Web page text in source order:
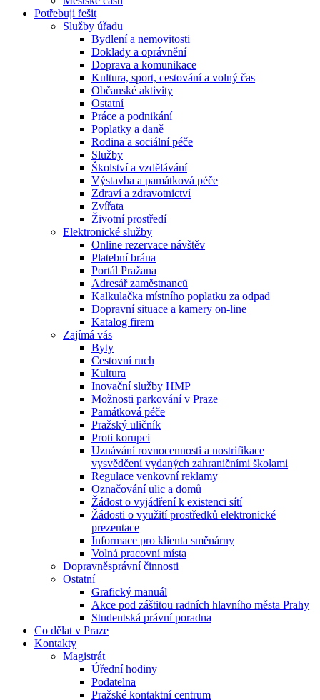
Potřebuji řešit
Služby úřadu
Bydlení a nemovitosti
Doklady a oprávnění
Doprava a komunikace
Kultura, sport, cestování a volný čas
Občanské aktivity
Ostatní
Práce a podnikání
Poplatky a daně
Rodina a sociální péče
Služby
Školství a vzdělávání
Výstavba a památková péče
Zdraví a zdravotnictví
Zvířata
Životní prostředí
Elektronické služby
Online rezervace návštěv
Platební brána
Portál Pražana
Adresář zaměstnanců
Kalkulačka místního poplatku za odpad
Dopravní situace a kamery on-line
Katalog firem
Zajímá vás
Byty
Cestovní ruch
Kultura
Inovační služby HMP
Možnosti parkování v Praze
Památková péče
Pražský uličník
Proti korupci
Uznávání rovnocennosti a nostrifikace
vysvědčení vydaných zahraničními školami
Regulace venkovní reklamy
Označování ulic a domů
Žádost o vyjádření k existenci sítí
Žádosti o využití prostředků elektronické
prezentace
Informace pro klienta směnárny
Volná pracovní místa
Dopravněsprávní činnosti
Ostatní
Grafický manuál
Akce pod záštitou radních hlavního města Prahy
Studentská právní poradna
Co dělat v Praze
Kontakty
Magistrát
Úřední hodiny
Podatelna
Pražské kontaktní centrum